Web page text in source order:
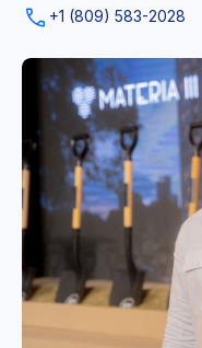
+1 (809) 583-2028